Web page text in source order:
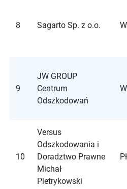
8 Sagarto Sp. z o.o.
9
JW GROUP
Centrum
Odszkodowań
10
Versus
Odszkodowania i
Doradztwo Prawne
Michał
Pietrykowski